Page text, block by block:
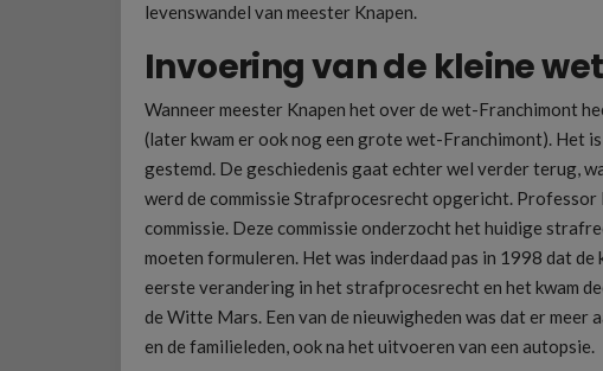
levenswandel van meester Knapen.
Invoering van de kleine
Wanneer meester Knapen het over de wet-Franchimont
(later kwam er ook nog een grote wet-Franchimont). Het
gestemd. De geschiedenis gaat echter wel verder terug,
werd de commissie Strafprocesrecht opgericht. Professor
commissie. Deze commissie onderzocht het huidige
moeten formuleren. Het was inderdaad pas in 1998 dat
eerste verandering in het strafprocesrecht en het kwam
de Witte Mars. Een van de nieuwigheden was dat er
en de familieleden, ook na het uitvoeren van een autopsie.